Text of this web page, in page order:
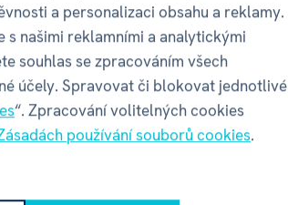
a personalizaci obsahu a reklamy.
s našimi reklamními a analytickými
souhlas se zpracováním všech
účely. Spravovat či blokovat jednotlivé
“. Zpracování volitelných cookies
používání souborů cookies.